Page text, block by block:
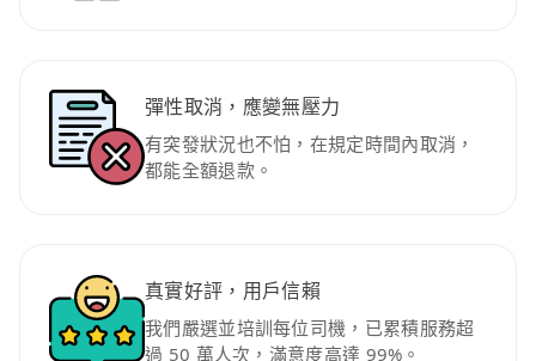
彈性取消，應變無壓力
有突發狀況也不怕，在規定時間內取消，
都能全額退款。
真實好評，用戶信賴
我們嚴選並培訓每位司機，已累積服務超
過 50 萬人次，滿意度高達 99%。